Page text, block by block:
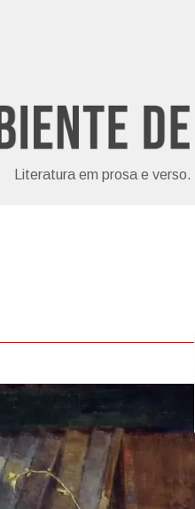
Literatura em prosa e